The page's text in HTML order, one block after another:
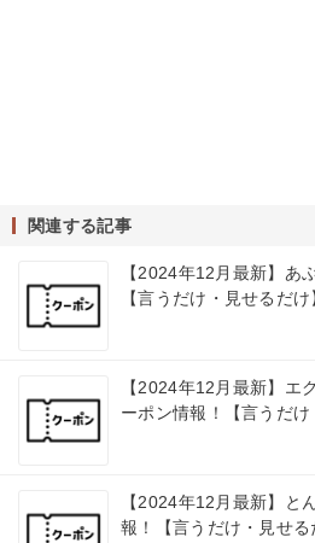
関連する記事
【2024年12月最新】あ
【言うだけ・見せるだけ
【2024年12月最新】エ
ーポン情報！【言うだけ
【2024年12月最新】と
報！【言うだけ・見せる